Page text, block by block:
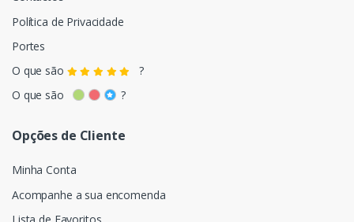
Política de Privacidade
Portes
O que são
?
O que são
?
Opções de Cliente
Minha Conta
Acompanhe a sua encomenda